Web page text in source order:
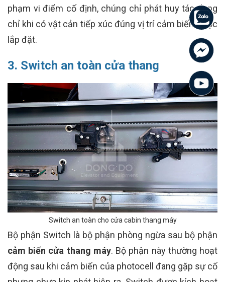
phạm vi điểm cố định, chúng chỉ phát huy tác dụng
chỉ khi có vật cản tiếp xúc đúng vị trí cảm biến được
lắp đặt.
3. Switch an toàn cửa thang
Switch an toàn cho cửa cabin thang máy
Bộ phận Switch là bộ phận phòng ngừa sau bộ phận
cảm biến cửa thang máy. Bộ phận này thường hoạt
động sau khi cảm biến của photocell đang gặp sự cố